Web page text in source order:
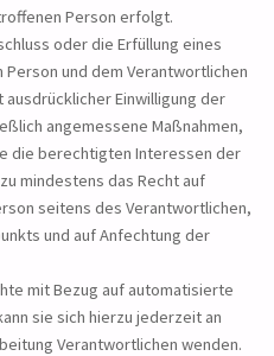
Person erfolgt.
oder die Erfüllung eines
und dem Verantwortlichen
Einwilligung der
angemessene Maßnahmen,
die berechtigten Interessen der
mindestens das Recht auf
seitens des Verantwortlichen,
und auf Anfechtung der
mit Bezug auf automatisierte
sie sich hierzu jederzeit an
Verantwortlichen wenden.